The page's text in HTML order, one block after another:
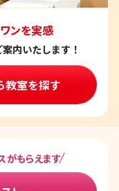
ンを実感
内いたします！
教室を探す
がもらえます